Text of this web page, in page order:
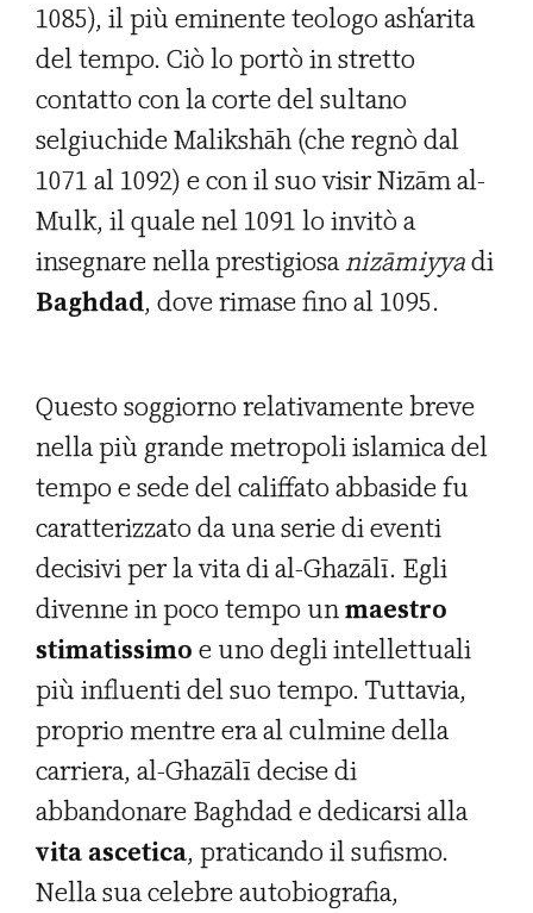
1085), il più eminente teologo ash‘arita
del tempo. Ciò lo portò in stretto
contatto con la corte del sultano
selgiuchide Malikshāh (che regnò dal
1071 al 1092) e con il suo visir Nizām al-
Mulk, il quale nel 1091 lo invitò a
insegnare nella prestigiosanizāmiyyadi
Baghdad, dove rimase fino al 1095.
Questo soggiorno relativamente breve
nella più grande metropoli islamica del
tempo e sede del califfato abbaside fu
caratterizzato da una serie di eventi
decisivi per la vita di al-Ghazālī. Egli
divenne in poco tempo unmaestro
stimatissimo e uno degli intellettuali
più influenti del suo tempo. Tuttavia,
proprio mentre era al culmine della
carriera, al-Ghazālī decise di
abbandonare Baghdad e dedicarsi alla
vita ascetica, praticando il sufismo.
Nella sua celebre autobiografia,